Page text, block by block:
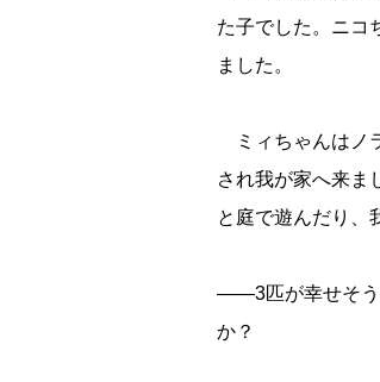
た子でした。ニコ
ました。
ミィちゃんはノ
され我が家へ来ま
と庭で遊んだり、
――3匹が幸せそう
か？